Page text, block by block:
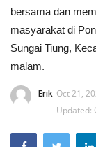
KRIMINAL
HUKUM
PERISTIWA
bersama dan
masyarakat di
Sungai Tiung,
malam.
Erik Oct 21,
Updated: